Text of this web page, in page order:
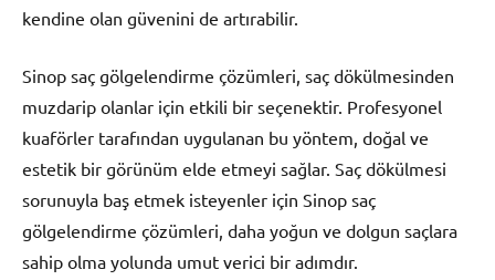
kendine olan güvenini de artırabilir.
Sinop saç gölgelendirme çözümleri, saç dökülmesinden
muzdarip olanlar için etkili bir seçenektir. Profesyonel
kuaförler tarafından uygulanan bu yöntem, doğal ve
estetik bir görünüm elde etmeyi sağlar. Saç dökülmesi
sorunuyla baş etmek isteyenler için Sinop saç
gölgelendirme çözümleri, daha yoğun ve dolgun saçlara
sahip olma yolunda umut verici bir adımdır.